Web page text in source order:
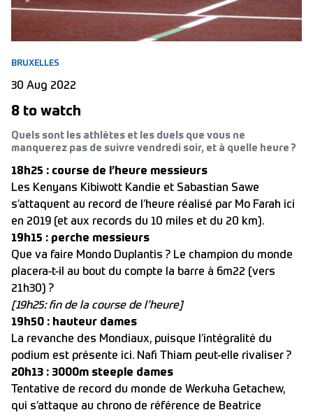
BRUXELLES
30 Aug 2022
8 to watch
Quels sont les athlètes et les duels que vous ne
manquerez pas de suivre vendredi soir, et à quelle heure ?
18h25 : course de l’heure messieurs
Les Kenyans Kibiwott Kandie et Sabastian Sawe
s’attaquent au record de l’heure réalisé par Mo Farah ici
en 2019 (et aux records du 10 miles et du 20 km).
19h15 : perche messieurs
Que va faire Mondo Duplantis ? Le champion du monde
placera-t-il au bout du compte la barre à 6m22 (vers
21h30) ?
[19h25: fin de la course de l’heure]
19h50 : hauteur dames
La revanche des Mondiaux, puisque l’intégralité du
podium est présente ici. Nafi Thiam peut-elle rivaliser ?
20h13 : 3000m steeple dames
Tentative de record du monde de Werkuha Getachew,
qui s’attaque au chrono de référence de Beatrice